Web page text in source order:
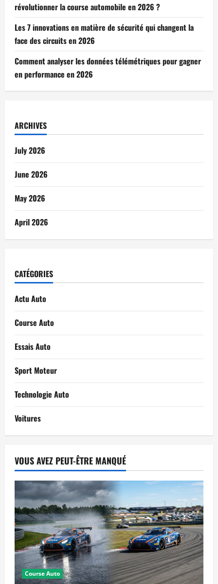
révolutionner la course automobile en 2026 ?
Les 7 innovations en matière de sécurité qui changent la
face des circuits en 2026
Comment analyser les données télémétriques pour gagner
en performance en 2026
ARCHIVES
July 2026
June 2026
May 2026
April 2026
CATÉGORIES
Actu Auto
Course Auto
Essais Auto
Sport Moteur
Technologie Auto
Voitures
VOUS AVEZ PEUT-ÊTRE MANQUÉ
Course Auto